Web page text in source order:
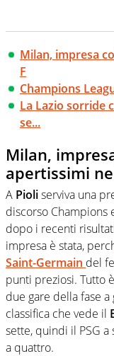
Milan, impresa
F
Champions
La Lazio sorride
se...
Milan,
apertissimi
A Pioliserviva una
discorso Champions
dopo i recenti
impresa è stata,
Saint-Germain del
punti preziosi. Tutto
due gare della fase
classifica che vede il
sette, quindi il PSG
a quattro.